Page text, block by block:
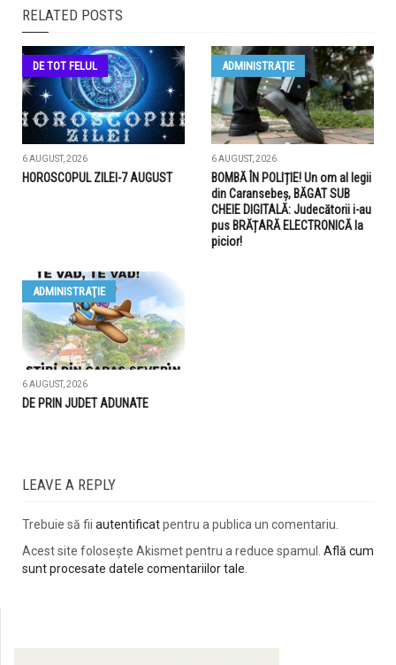
RELATED POSTS
DE TOT FELUL
6 AUGUST, 2026
HOROSCOPUL ZILEI-7 AUGUST
ADMINISTRAŢIE
6 AUGUST, 2026
BOMBĂ ÎN POLIȚIE! Un om al legii
din Caransebeș, BĂGAT SUB
CHEIE DIGITALĂ: Judecătorii i-au
pus BRĂȚARĂ ELECTRONICĂ la
picior!
ADMINISTRAŢIE
6 AUGUST, 2026
DE PRIN JUDET ADUNATE
LEAVE A REPLY
Trebuie să fii autentificatpentru a publica un comentariu.
Acest site folosește Akismet pentru a reduce spamul. Află cum
sunt procesate datele comentariilor tale